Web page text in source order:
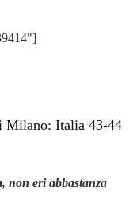
Milano: Italia 43-44
non eri abbastanza